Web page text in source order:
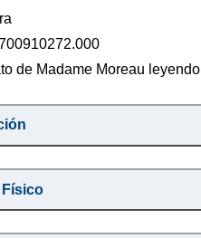
de Madame Moreau leyendo